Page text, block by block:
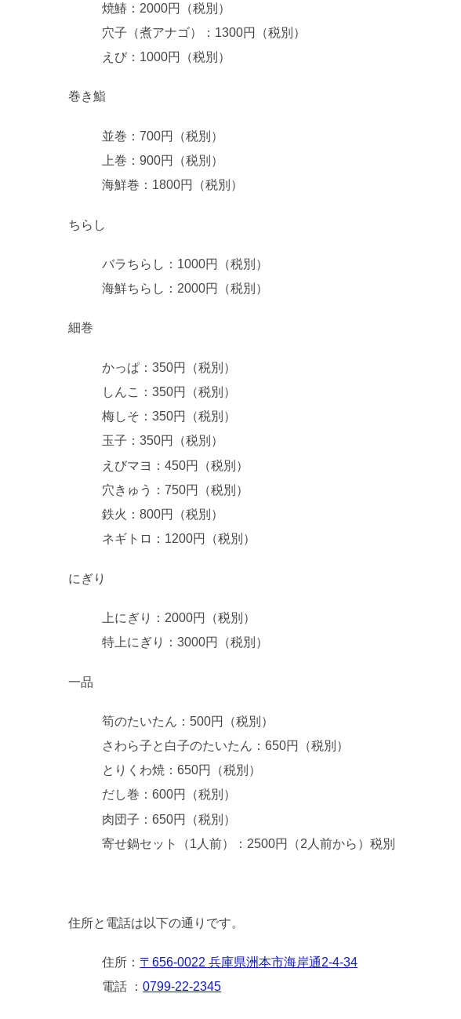
焼鰆：2000円（税別）
穴子（煮アナゴ）：1300円（税別）
えび：1000円（税別）
巻き鮨
並巻：700円（税別）
上巻：900円（税別）
海鮮巻：1800円（税別）
ちらし
バラちらし：1000円（税別）
海鮮ちらし：2000円（税別）
細巻
かっぱ：350円（税別）
しんこ：350円（税別）
梅しそ：350円（税別）
玉子：350円（税別）
えびマヨ：450円（税別）
穴きゅう：750円（税別）
鉄火：800円（税別）
ネギトロ：1200円（税別）
にぎり
上にぎり：2000円（税別）
特上にぎり：3000円（税別）
一品
筍のたいたん：500円（税別）
さわら子と白子のたいたん：650円（税別）
とりくわ焼：650円（税別）
だし巻：600円（税別）
肉団子：650円（税別）
寄せ鍋セット（1人前）：2500円（2人前から）税別
住所と電話は以下の通りです。
住所： 〒656-0022 兵庫県洲本市海岸通2-4-34
電話 ：0799-22-2345